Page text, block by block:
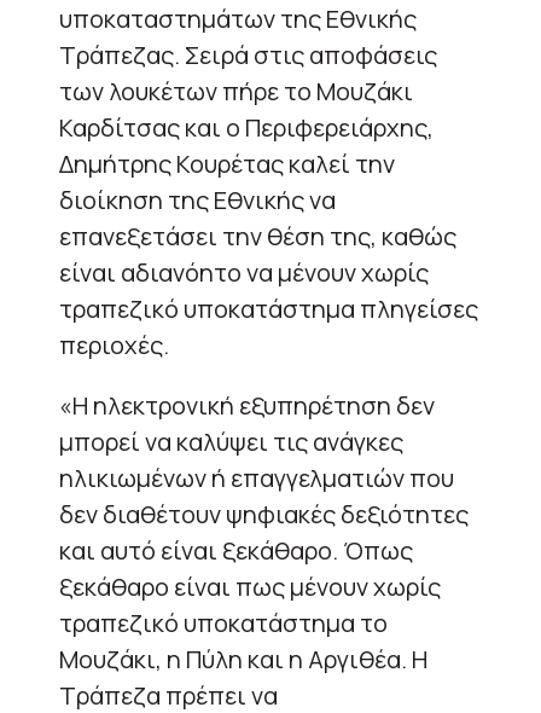
υποκαταστημάτων της Εθνικής
Τράπεζας. Σειρά στις αποφάσεις
των λουκέτων πήρε το Μουζάκι
Καρδίτσας και ο Περιφερειάρχης,
Δημήτρης Κουρέτας καλεί την
διοίκηση της Εθνικής να
επανεξετάσει την θέση της, καθώς
είναι αδιανόητο να μένουν χωρίς
τραπεζικό υποκατάστημα πληγείσες
περιοχές.
«Η ηλεκτρονική εξυπηρέτηση δεν
μπορεί να καλύψει τις ανάγκες
ηλικιωμένων ή επαγγελματιών που
δεν διαθέτουν ψηφιακές δεξιότητες
και αυτό είναι ξεκάθαρο. Όπως
ξεκάθαρο είναι πως μένουν χωρίς
τραπεζικό υποκατάστημα το
Μουζάκι, η Πύλη και η Αργιθέα. Η
Τράπεζα πρέπει να